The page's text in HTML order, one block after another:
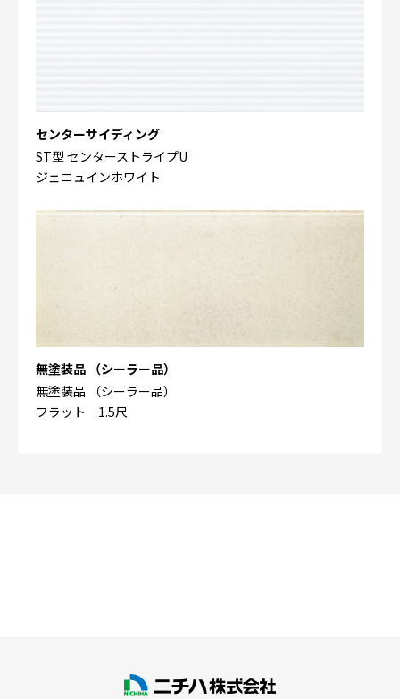
センターサイディング
ST型 センターストライプU
ジェニュインホワイト
無塗装品 （シーラー品）
無塗装品 （シーラー品）
フラット 1.5尺